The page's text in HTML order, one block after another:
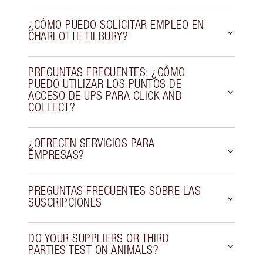
¿CÓMO PUEDO SOLICITAR EMPLEO EN
CHARLOTTE TILBURY?
PREGUNTAS FRECUENTES: ¿CÓMO
PUEDO UTILIZAR LOS PUNTOS DE
ACCESO DE UPS PARA CLICK AND
COLLECT?
¿OFRECEN SERVICIOS PARA
EMPRESAS?
PREGUNTAS FRECUENTES SOBRE LAS
SUSCRIPCIONES
DO YOUR SUPPLIERS OR THIRD
PARTIES TEST ON ANIMALS?